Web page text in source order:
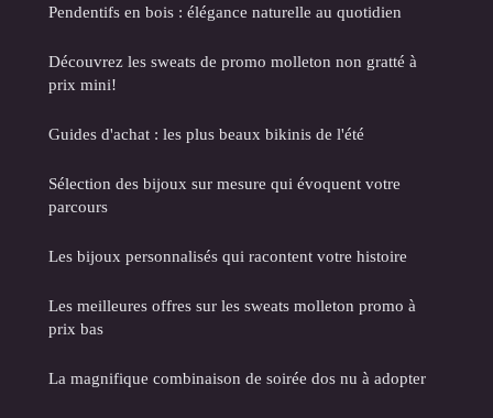
Pendentifs en bois : élégance naturelle au quotidien
Découvrez les sweats de promo molleton non gratté à
prix mini!
Guides d'achat : les plus beaux bikinis de l'été
Sélection des bijoux sur mesure qui évoquent votre
parcours
Les bijoux personnalisés qui racontent votre histoire
Les meilleures offres sur les sweats molleton promo à
prix bas
La magnifique combinaison de soirée dos nu à adopter